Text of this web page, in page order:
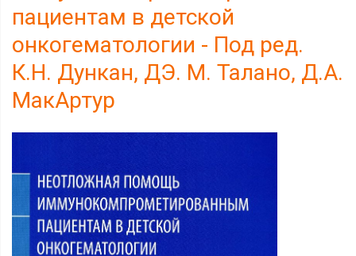
пациентам в детской
онкогематологии - Под ред.
К.Н. Дункан, ДЭ. М. Талано, Д.А.
МакАртур